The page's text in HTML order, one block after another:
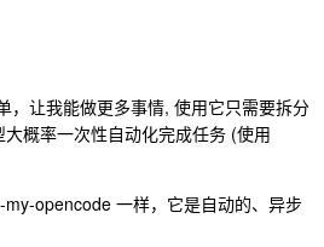
，让我能做更多事情, 使用它只需要拆分
概率一次性自动化完成任务 (使用
opencode 一样，它是自动的、异步